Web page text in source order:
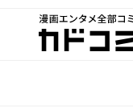
漫画エンタメ全